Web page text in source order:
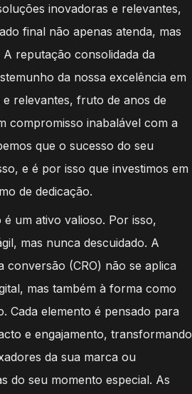
inovadoras e relevantes,
final não apenas atenda, mas
reputação consolidada da
da nossa excelência em
relevantes, fruto de anos de
compromisso inabalável com a
que o sucesso do seu
e é por isso que investimos em
de dedicação.
é um ativo valioso. Por isso,
mas nunca descuidado. A
conversão (CRO) não se aplica
mas também à forma como
Cada elemento é pensado para
e engajamento, transformando
da sua marca ou
do seu momento especial. As